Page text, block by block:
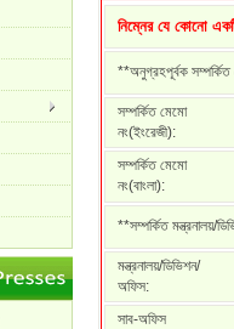
নিম্নের যে কোনো
**অনুগ্রহপূর্বক সম্পর্কিত
সম্পর্কিত মেমো
নং(ইংরেজী):
সম্পর্কিত মেমো
নং(বাংলা):
**সম্পর্কিত মন্ত্রনালয়/
মন্ত্রনালয়/ডিভিশন/
অফিস:
সাব-অফিস